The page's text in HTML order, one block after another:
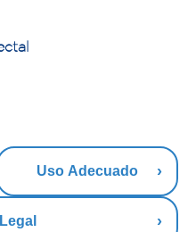
Uso Adecuado